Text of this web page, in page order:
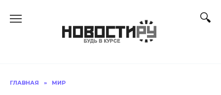
ГЛАВНАЯ » МИР